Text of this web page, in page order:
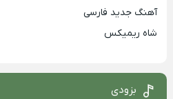
آهنگ جدید فارسی
شاه ریمیکس
بزودی